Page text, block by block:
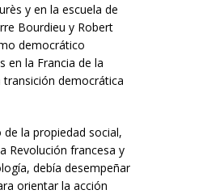
y en la escuela de
Bourdieu y Robert
democrático
en la Francia de la
transición democrática
la propiedad social,
Revolución francesa y
debía desempeñar
orientar la acción